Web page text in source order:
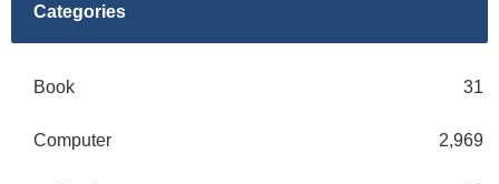
Categories
Book 31
Computer 2,969